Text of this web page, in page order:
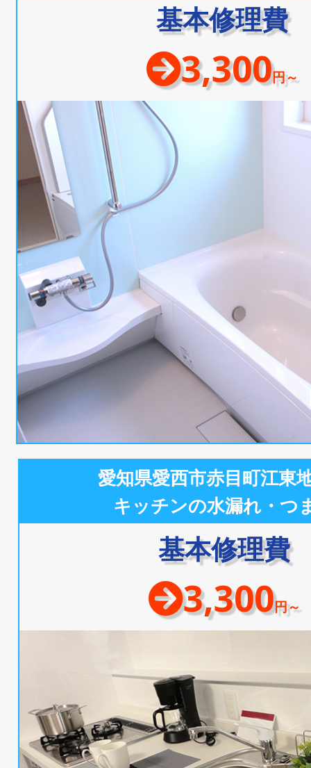
基本修理費
3,300円～
愛知県愛西市赤目町江東
キッチンの水漏れ・つ
基本修理費
3,300円～